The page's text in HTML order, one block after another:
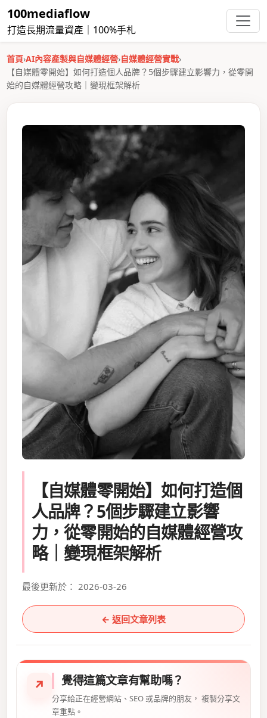
100mediaflow
打造長期流量資產｜100%手札
首頁›AI內容產製與自媒體經營›自媒體經營實戰›
【自媒體零開始】如何打造個人品牌？5個步驟建立影響力，從零開
始的自媒體經營攻略｜變現框架解析
【自媒體零開始】如何打造個
人品牌？5個步驟建立影響
力，從零開始的自媒體經營攻
略｜變現框架解析
最後更新於： 2026-03-26
← 返回文章列表
↗ 覺得這篇文章有幫助嗎？
分享給正在經營網站、SEO 或品牌的朋友， 複製分享文
章重點。